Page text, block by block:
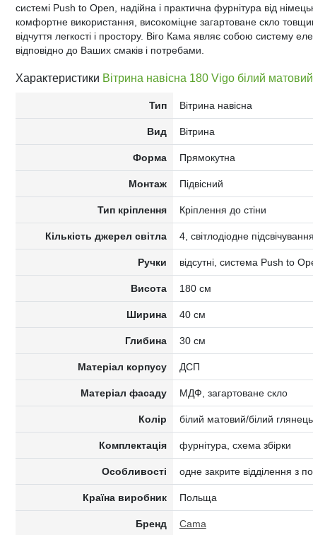
системі Push to Open, надійна і практична фурнітура від
комфортне використання, високоміцне загартоване скло
відчуття легкості і простору. Віго Кама являє собою систему
відповідно до Ваших смаків і потребами.
Характеристики Вітрина навісна 180 Vigo білий
Тип Вітрина навісна
Вид Вітрина
Форма Прямокутна
Монтаж Підвісний
Тип кріплення Кріплення до стіни
Кількість джерел світла 4, світлодіодне
Ручки відсутні, система Push to
Висота 180 см
Ширина 40 см
Глибина 30 см
Матеріал корпусу ДСП
Матеріал фасаду МДФ, загартоване скло
Колір білий матовий/білий глянець
Комплектація фурнітура, схема збірки
Особливості одне закрите відділення з
Країна виробник Польща
Бренд Cama